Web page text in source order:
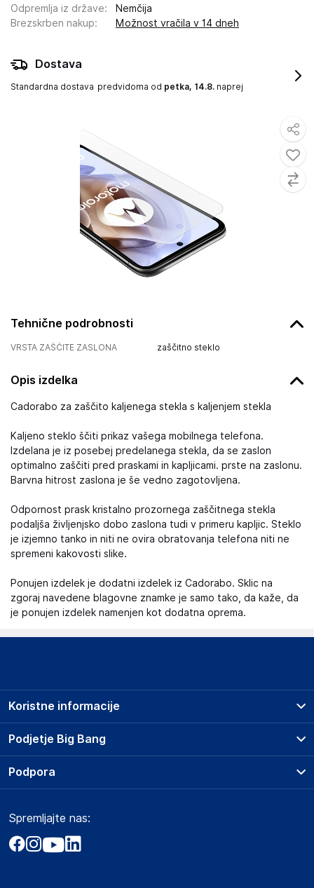
Tehnične podrobnosti
VRSTA ZAŠČITE ZASLONA zaščitno steklo
Opis izdelka
Cadorabo za zaščito kaljenega stekla s kaljenjem stekla
Kaljeno steklo ščiti prikaz vašega mobilnega telefona.
Izdelana je iz posebej predelanega stekla, da se zaslon
optimalno zaščiti pred praskami in kapljicami. prste na zaslonu.
Barvna hitrost zaslona je še vedno zagotovljena.
Odpornost prask kristalno prozornega zaščitnega stekla
podaljša življenjsko dobo zaslona tudi v primeru kapljic. Steklo
je izjemno tanko in niti ne ovira obratovanja telefona niti ne
spremeni kakovosti slike.
Ponujen izdelek je dodatni izdelek iz Cadorabo. Sklic na
zgoraj navedene blagovne znamke je samo tako, da kaže, da
je ponujen izdelek namenjen kot dodatna oprema.
Odpremlja iz države:
Nemčija
Brezskrben nakup: Možnost vračila v 14 dneh
Dostava
Standardna dostava predvidoma od petka, 14.8. naprej
Podjetje Big Bang
O podjetju
Obvestila za javnost
Akt o digitalnih storitvah
Koristne informacije
Prodajna mesta
Storitve
Dostava, vnos in odvoz
Zavarovanje izdelkov
Podpora
Marketplace
Kako oddati naročilo?
Spremljajte nas: